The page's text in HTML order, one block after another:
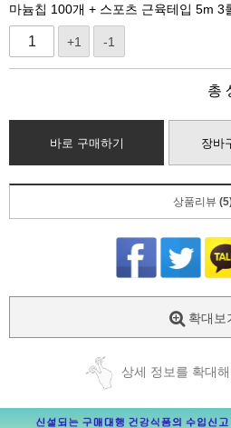
마늄칩 100개 + 스포츠 근육테입 5m 3
+1 -1
총
바로 구매하기 장바
상품리뷰
확대보
상세 정보를 확대